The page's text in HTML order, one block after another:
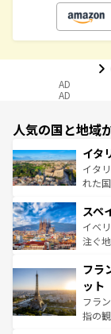
AD
AD
人気の国と地域
イタ
イタ
れた国
ろん
景な
ピザ
ませ
なお
しい。
スペ
イベ
注ぐ
文化
れる
る。
アー
フラ
ット
フラ
指の